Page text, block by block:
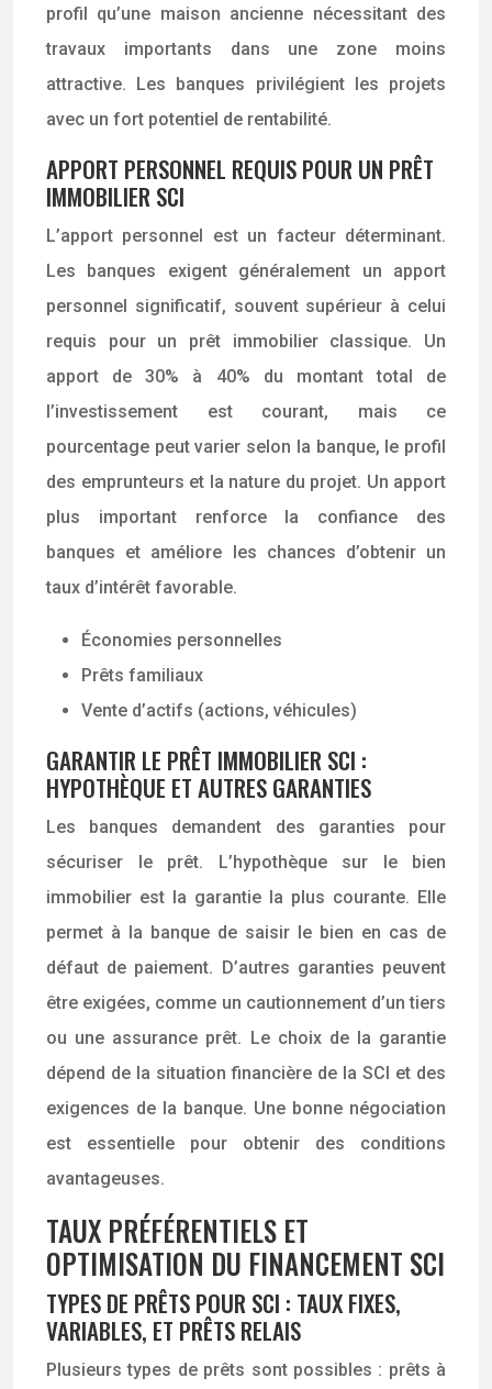
profil qu’une maison ancienne nécessitant des
travaux importants dans une zone moins
attractive. Les banques privilégient les projets
avec un fort potentiel de rentabilité.
APPORT PERSONNEL REQUIS POUR UN PRÊT
IMMOBILIER SCI
L’apport personnel est un facteur déterminant.
Les banques exigent généralement un apport
personnel significatif, souvent supérieur à celui
requis pour un prêt immobilier classique. Un
apport de 30% à 40% du montant total de
l’investissement est courant, mais ce
pourcentage peut varier selon la banque, le profil
des emprunteurs et la nature du projet. Un apport
plus important renforce la confiance des
banques et améliore les chances d’obtenir un
taux d’intérêt favorable.
Économies personnelles
Prêts familiaux
Vente d’actifs (actions, véhicules)
GARANTIR LE PRÊT IMMOBILIER SCI :
HYPOTHÈQUE ET AUTRES GARANTIES
Les banques demandent des garanties pour
sécuriser le prêt. L’hypothèque sur le bien
immobilier est la garantie la plus courante. Elle
permet à la banque de saisir le bien en cas de
défaut de paiement. D’autres garanties peuvent
être exigées, comme un cautionnement d’un tiers
ou une assurance prêt. Le choix de la garantie
dépend de la situation financière de la SCI et des
exigences de la banque. Une bonne négociation
est essentielle pour obtenir des conditions
avantageuses.
TAUX PRÉFÉRENTIELS ET
OPTIMISATION DU FINANCEMENT SCI
TYPES DE PRÊTS POUR SCI : TAUX FIXES,
VARIABLES, ET PRÊTS RELAIS
Plusieurs types de prêts sont possibles : prêts à